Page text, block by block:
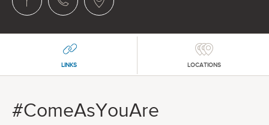
LINKS LOCATIONS
#ComeAsYouAre